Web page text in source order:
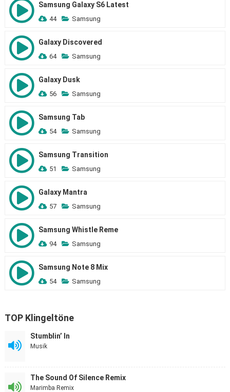
Samsung Galaxy S6 Latest
44 Samsung
Galaxy Discovered
64 Samsung
Galaxy Dusk
56 Samsung
Samsung Tab
54 Samsung
Samsung Transition
51 Samsung
Galaxy Mantra
57 Samsung
Samsung Whistle Reme
94 Samsung
Samsung Note 8 Mix
54 Samsung
TOP Klingeltöne
Stumblin’ In
Musik
The Sound Of Silence Remix
Marimba Remix